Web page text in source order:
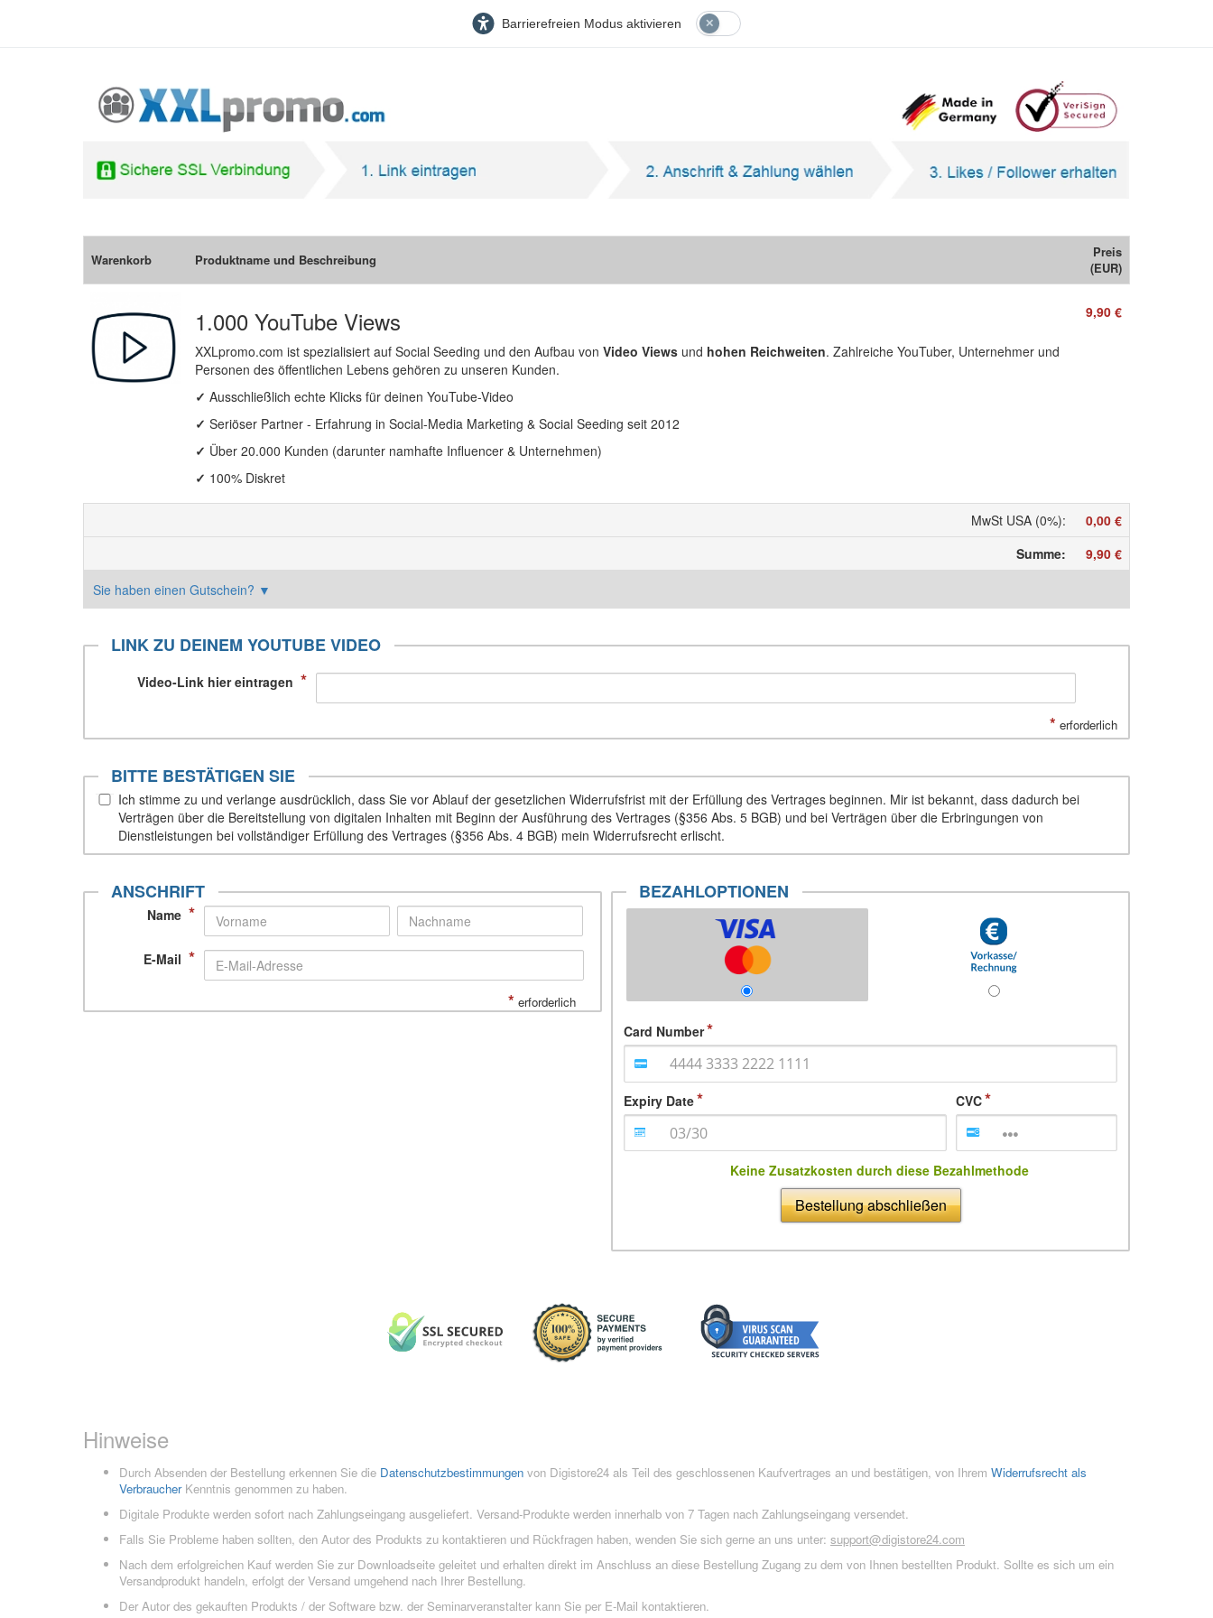
Barrierefreien Modus aktivieren
Warenkorb Produktname und Beschreibung
Preis
(EUR)
1.000 YouTube Views
XXLpromo.com ist spezialisiert auf Social Seeding und den Aufbau von Video Views und hohen Reichweiten. Zahlreiche YouTuber, Unternehmer und
Personen des öffentlichen Lebens gehören zu unseren Kunden.
✓ Ausschließlich echte Klicks für deinen YouTube-Video
✓ Seriöser Partner - Erfahrung in Social-Media Marketing & Social Seeding seit 2012
✓ Über 20.000 Kunden (darunter namhafte Influencer & Unternehmen)
✓ 100% Diskret
9,90 €
MwSt USA (0%):
0,00 €
Summe:
9,90 €
Sie haben einen Gutschein? ▼
LINK ZU DEINEM YOUTUBE VIDEO
Video-Link hier eintragen *
* erforderlich
BITTE BESTÄTIGEN SIE
Ich stimme zu und verlange ausdrücklich, dass Sie vor Ablauf der gesetzlichen Widerrufsfrist mit der Erfüllung des Vertrages beginnen. Mir ist bekannt, dass dadurch bei
Verträgen über die Bereitstellung von digitalen Inhalten mit Beginn der Ausführung des Vertrages (§356 Abs. 5 BGB) und bei Verträgen über die Erbringungen von
Dienstleistungen bei vollständiger Erfüllung des Vertrages (§356 Abs. 4 BGB) mein Widerrufsrecht erlischt.
ANSCHRIFT
Name *
E-Mail *
* erforderlich
BEZAHLOPTIONEN
Card Number
Expiry Date CVC
Keine Zusatzkosten durch diese Bezahlmethode
Bestellung abschließen
Hinweise
Durch Absenden der Bestellung erkennen Sie die Datenschutzbestimmungen von Digistore24 als Teil des geschlossenen Kaufvertrages an und bestätigen, von Ihrem Widerrufsrecht als
VerbraucherKenntnis genommen zu haben.
Digitale Produkte werden sofort nach Zahlungseingang ausgeliefert. Versand-Produkte werden innerhalb von 7 Tagen nach Zahlungseingang versendet.
Falls Sie Probleme haben sollten, den Autor des Produkts zu kontaktieren und Rückfragen haben, wenden Sie sich gerne an uns unter: support@digistore24.com
Nach dem erfolgreichen Kauf werden Sie zur Downloadseite geleitet und erhalten direkt im Anschluss an diese Bestellung Zugang zu dem von Ihnen bestellten Produkt. Sollte es sich um ein
Versandprodukt handeln, erfolgt der Versand umgehend nach Ihrer Bestellung.
Der Autor des gekauften Produkts / der Software bzw. der Seminarveranstalter kann Sie per E-Mail kontaktieren.